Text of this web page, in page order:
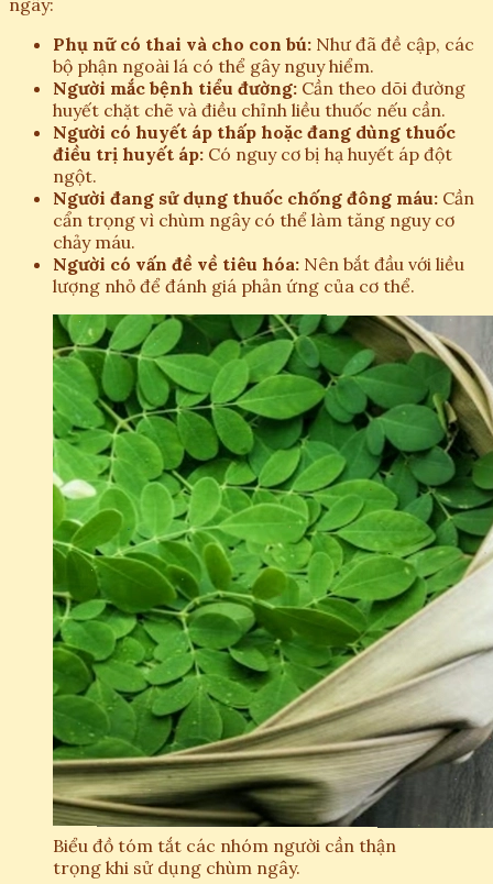
ngây:
Phụ nữ có thai và cho con bú: Như đã đề cập, các
bộ phận ngoài lá có thể gây nguy hiểm.
Người mắc bệnh tiểu đường: Cần theo dõi đường
huyết chặt chẽ và điều chỉnh liều thuốc nếu cần.
Người có huyết áp thấp hoặc đang dùng thuốc
điều trị huyết áp: Có nguy cơ bị hạ huyết áp đột
ngột.
Người đang sử dụng thuốc chống đông máu: Cần
cẩn trọng vì chùm ngây có thể làm tăng nguy cơ
chảy máu.
Người có vấn đề về tiêu hóa: Nên bắt đầu với liều
lượng nhỏ để đánh giá phản ứng của cơ thể.
Biểu đồ tóm tắt các nhóm người cần thận
trọng khi sử dụng chùm ngây.